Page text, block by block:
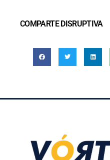
COMPARTE DISRUPTIVA